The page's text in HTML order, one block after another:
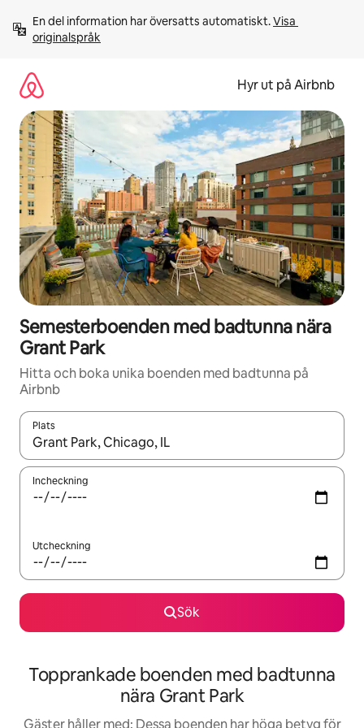
innehåll
En del information har översatts automatiskt. Visa
originalspråk
Hyr ut på Airbnb
Semesterboenden med badtunna nära
Grant Park
Hitta och boka unika boenden med badtunna på
Airbnb
Plats
När resultaten är tillgängliga kan du navigera med upp- och
Incheckning
Utcheckning
Sök
Topprankade boenden med badtunna
nära Grant Park
Gäster håller med: Dessa boenden har höga betyg för